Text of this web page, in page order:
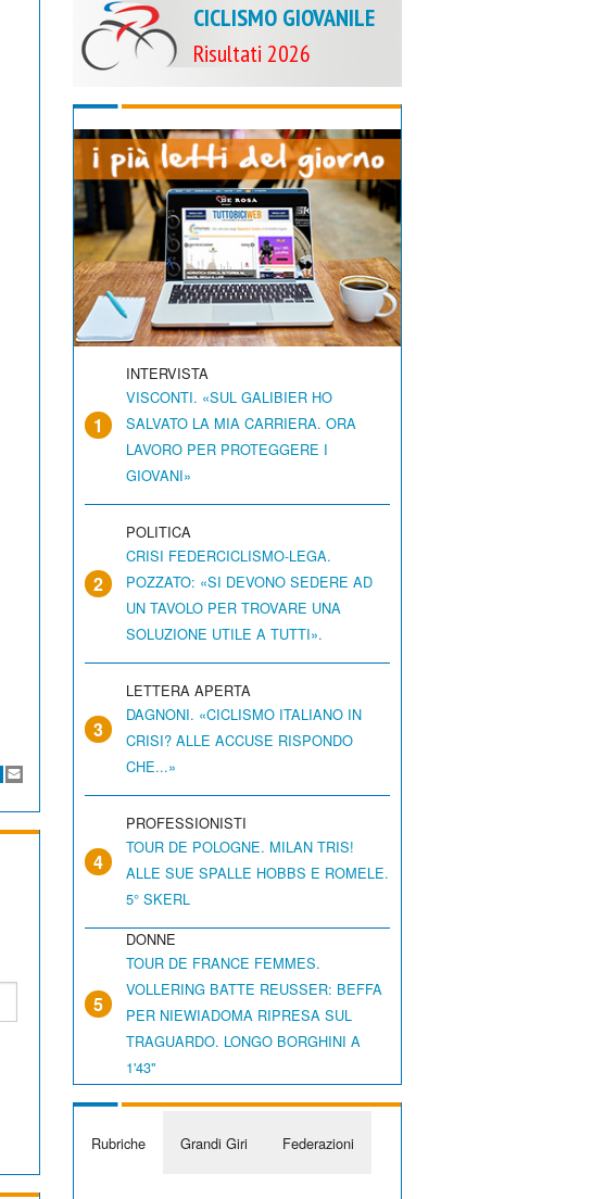
CICLISMO GIOVANILE
Risultati 2026
1
INTERVISTA
VISCONTI. «SUL GALIBIER HO
SALVATO LA MIA CARRIERA. ORA
LAVORO PER PROTEGGERE I
GIOVANI»
2
POLITICA
CRISI FEDERCICLISMO-LEGA.
POZZATO: «SI DEVONO SEDERE AD
UN TAVOLO PER TROVARE UNA
SOLUZIONE UTILE A TUTTI».
3
LETTERA APERTA
DAGNONI. «CICLISMO ITALIANO IN
CRISI? ALLE ACCUSE RISPONDO
CHE...»
4
PROFESSIONISTI
TOUR DE POLOGNE. MILAN TRIS!
ALLE SUE SPALLE HOBBS E ROMELE.
5° SKERL
5
DONNE
TOUR DE FRANCE FEMMES.
VOLLERING BATTE REUSSER: BEFFA
PER NIEWIADOMA RIPRESA SUL
TRAGUARDO. LONGO BORGHINI A
1'43"
Rubriche Grandi Giri Federazioni